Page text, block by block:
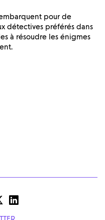
pour de
détectives préférés dans
à résoudre les énigmes